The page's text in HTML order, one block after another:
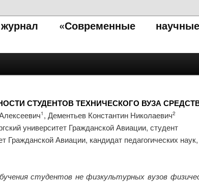
журнал «Современные научные
СТУДЕНТОВ ТЕХНИЧЕСКОГО ВУЗА
1 , Дементьев Константин Николаевич2
университет Гражданской Авиации, студент
Гражданской Авиации, кандидат педагогических
студентов не физкультурных вузов